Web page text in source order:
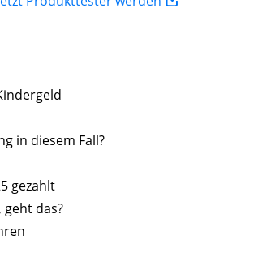
in diesem Fall?
gezahlt
das?
Erschreckend: